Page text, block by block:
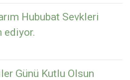
Hububat Sevkleri
ediyor.
Günü Kutlu Olsun